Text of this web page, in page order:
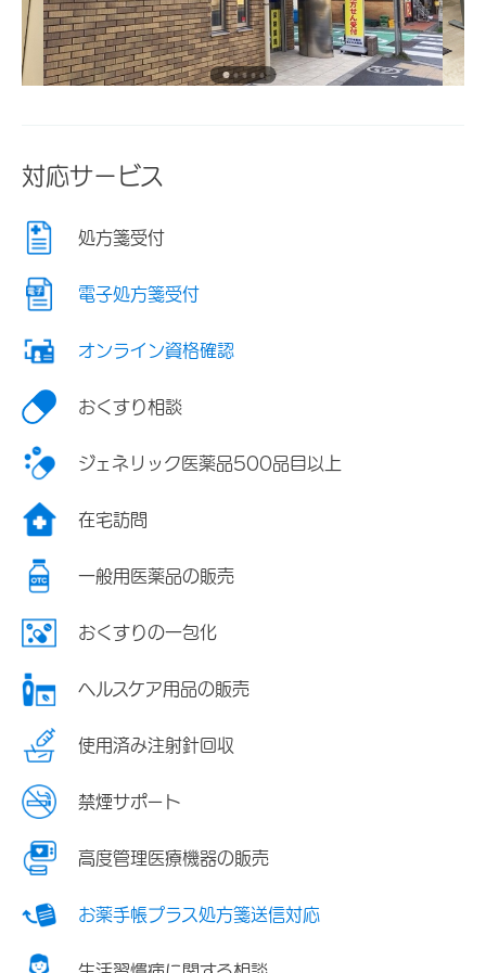
対応サービス
処方箋受付
電子処方箋受付
オンライン資格確認
おくすり相談
ジェネリック医薬品500品目以上
在宅訪問
一般用医薬品の販売
おくすりの一包化
ヘルスケア用品の販売
使用済み注射針回収
禁煙サポート
高度管理医療機器の販売
お薬手帳プラス処方箋送信対応